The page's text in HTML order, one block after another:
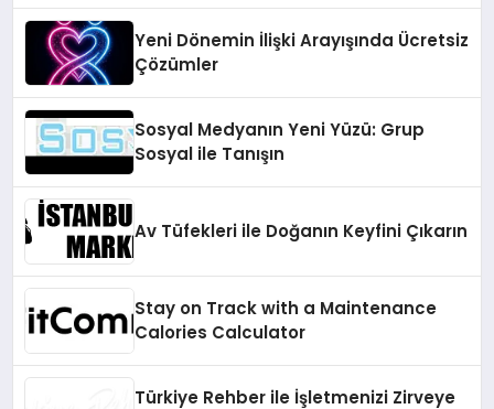
Yeni Dönemin İlişki Arayışında Ücretsiz
Çözümler
Sosyal Medyanın Yeni Yüzü: Grup
Sosyal ile Tanışın
Av Tüfekleri ile Doğanın Keyfini Çıkarın
Stay on Track with a Maintenance
Calories Calculator
Türkiye Rehber ile İşletmenizi Zirveye